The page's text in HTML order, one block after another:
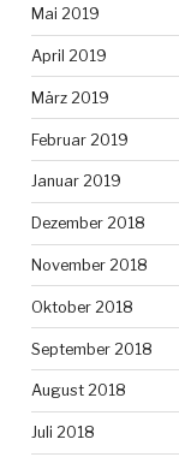
Mai 2019
April 2019
März 2019
Februar 2019
Januar 2019
Dezember 2018
November 2018
Oktober 2018
September 2018
August 2018
Juli 2018